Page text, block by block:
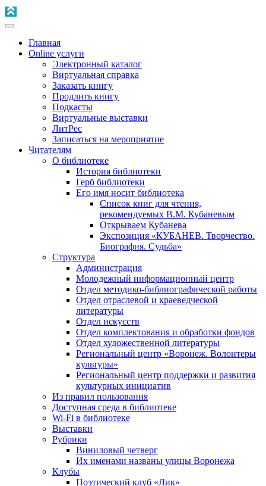
Главная
Online услуги
Электронный каталог
Виртуальная справка
Заказать книгу
Продлить книгу
Подкасты
Виртуальные выставки
ЛитРес
Записаться на мероприятие
Читателям
О библиотеке
История библиотеки
Герб библиотеки
Его имя носит библиотека
Список книг для чтения,
рекомендуемых В.М. Кубаневым
Открываем Кубанева
Экспозиция «КУБАНЕВ. Творчество.
Биография. Судьба»
Структура
Администрация
Молодежный информационный центр
Отдел методико-библиографической работы
Отдел отраслевой и краеведческой
литературы
Отдел искусств
Отдел комплектования и обработки фондов
Отдел художественной литературы
Региональный центр «Воронеж. Волонтеры
культуры»
Региональный центр поддержки и развития
культурных инициатив
Из правил пользования
Доступная среда в библиотеке
Wi-Fi в библиотеке
Выставки
Рубрики
Виниловый четверг
Их именами названы улицы Воронежа
Клубы
Поэтический клуб «Лик»